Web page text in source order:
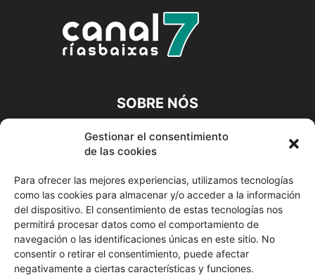
Gestionar el consentimiento
de las cookies
Para ofrecer las mejores experiencias, utilizamos tecnologías
como las cookies para almacenar y/o acceder a la información
del dispositivo. El consentimiento de estas tecnologías nos
permitirá procesar datos como el comportamiento de
navegación o las identificaciones únicas en este sitio. No
consentir o retirar el consentimiento, puede afectar
negativamente a ciertas características y funciones.
SOBRE NÓS
A CANLE DIXITAL DA TÚA COMARCA
SÍGUENOS